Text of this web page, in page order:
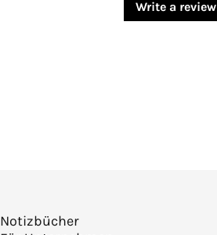
Write a review
Notizbücher